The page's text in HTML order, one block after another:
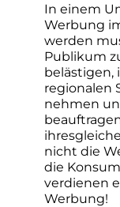
In einem
Werbung
werden
Publikum
belästigen,
regionalen
nehmen
nicht die
die
verdienen